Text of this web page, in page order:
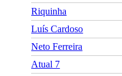
Riquinha
Luís Cardoso
Neto Ferreira
Atual 7